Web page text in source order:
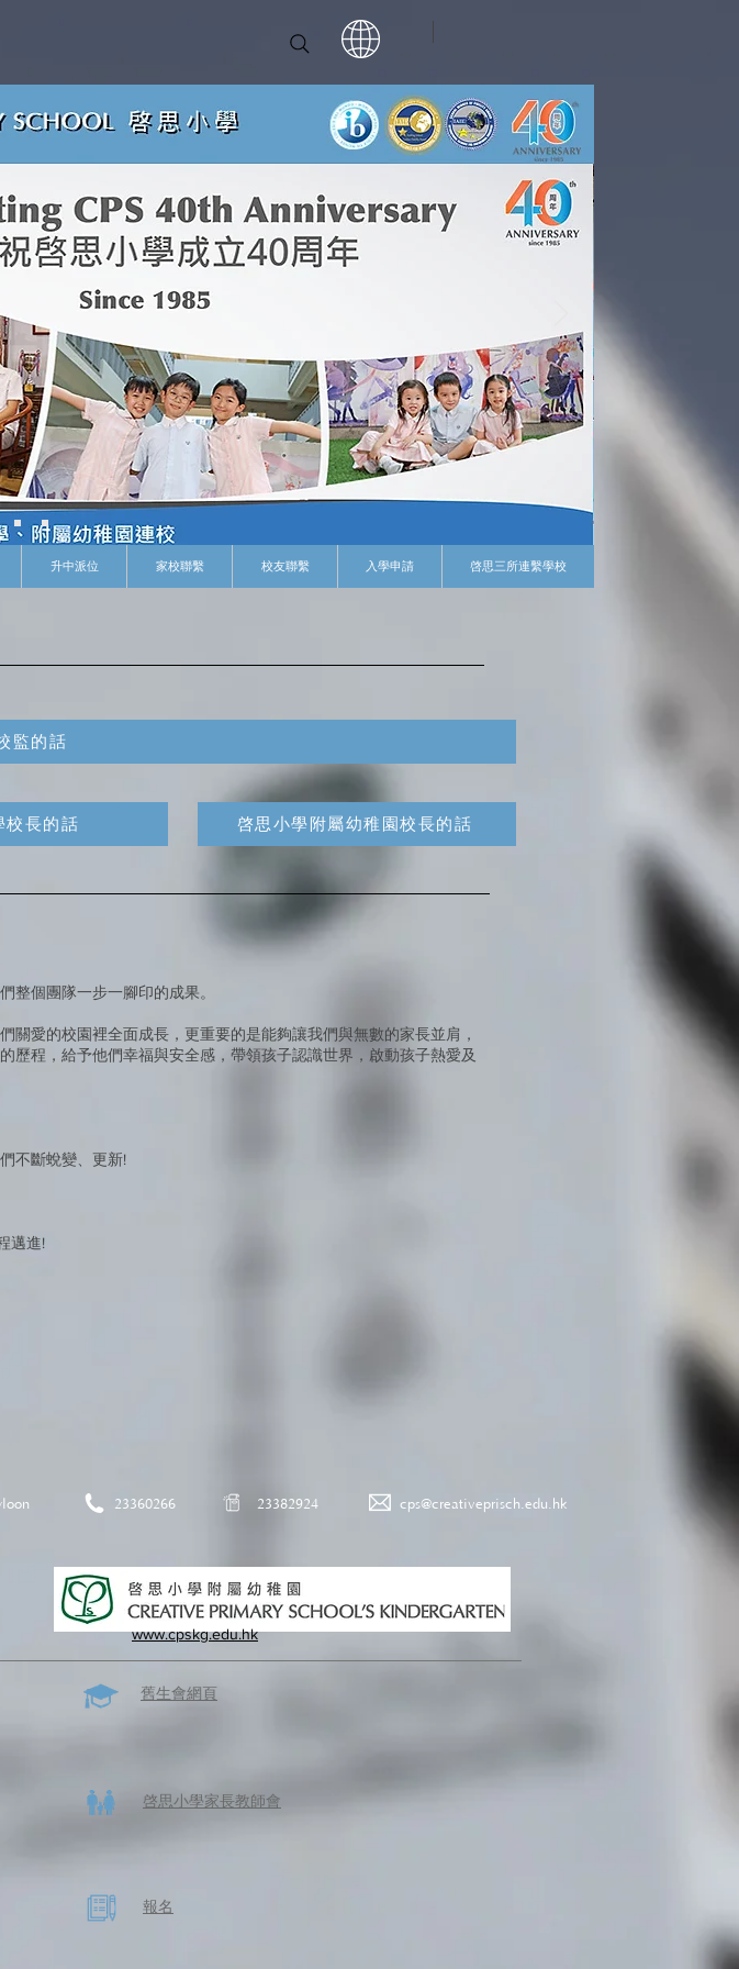
升中派位 家校聯繫 校友聯繫 入學申請 啓思三所連繫學校
監的話
校長的話 啓思小學附屬幼稚園校長的話
整個團隊一步一腳印的成果。
愛的校園裡全面成長，更重要的是能夠讓我們與無數的家長並肩，
程，給予他們幸福與安全感，帶領孩子認識世界，啟動孩子熱愛及
不斷蛻變、更新!
邁進!
23360266 23382924 cps@creativeprisch.edu.hk
www.cpskg.edu.hk
​舊生會網頁
​啓思小學家長教師會
​報名